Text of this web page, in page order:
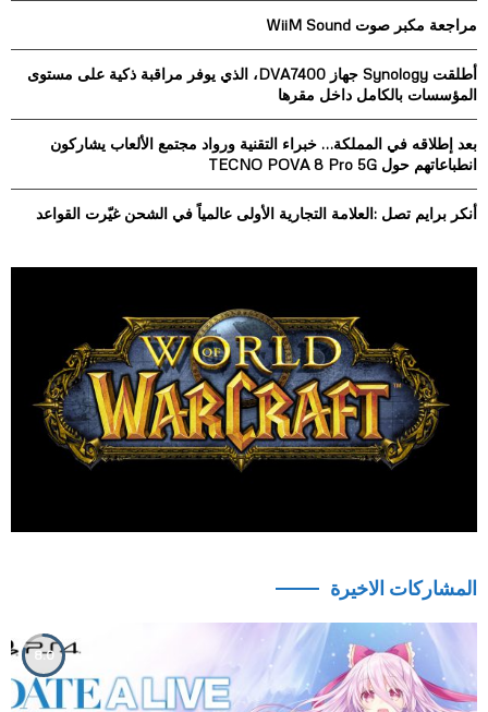
r
:
C
H
مراجعة مكبر صوت WiiM Sound
أطلقت Synology جهاز DVA7400، الذي يوفر مراقبة ذكية على مستوى
المؤسسات بالكامل داخل مقرها
بعد إطلاقه في المملكة… خبراء التقنية ورواد مجتمع الألعاب يشاركون
انطباعاتهم حول TECNO POVA 8 Pro 5G
أنكر برايم تصل :العلامة التجارية الأولى عالمياً في الشحن غيّرت القواعد
المشاركات الاخيرة
8.0